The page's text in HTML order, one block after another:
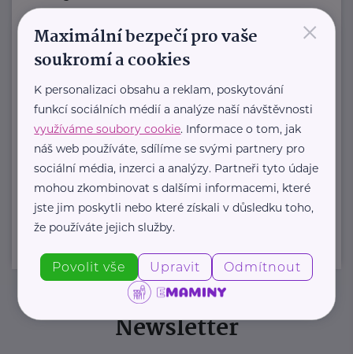
srdcem máma dvou ...
+420 605 249 850
Zobrazit přehled společností
Newsletter
×
Maximální bezpečí pro vaše
soukromí a cookies
K personalizaci obsahu a reklam, poskytování
funkcí sociálních médií a analýze naší návštěvnosti
využíváme soubory cookie. Informace o tom, jak
náš web používáte, sdílíme se svými partnery pro
sociální média, inzerci a analýzy. Partneři tyto údaje
mohou zkombinovat s dalšími informacemi, které
jste jim poskytli nebo které získali v důsledku toho,
že používáte jejich služby.
Povolit vše Upravit Odmítnout